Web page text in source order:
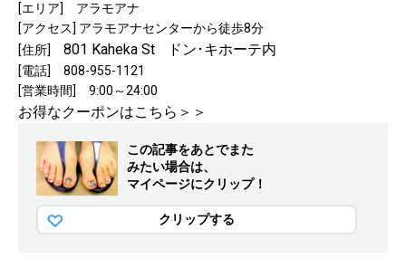
[エリア] アラモアナ
[アクセス] アラモアナセンターから徒歩8分
[住所] 801 Kaheka St ドン･キホーテ内
[電話] 808-955-1121
[営業時間] 9:00～24:00
お得なクーポンはこちら＞＞
この記事をあとでまた
みたい場合は、
マイページにクリップ！
クリップする